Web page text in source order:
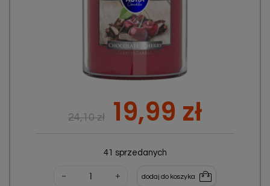
24,10 zł 19,99 zł
41 sprzedanych
- + dodaj do koszyka